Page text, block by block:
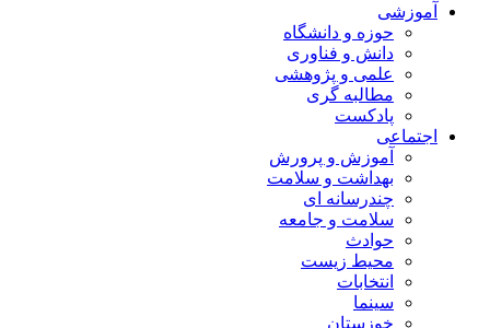
آموزشی
حوزه و دانشگاه
دانش و فناوری
علمی و پژوهشی
مطالبه گری
پادکست
اجتماعی
آموزش و پرورش
بهداشت و سلامت
چندرسانه ای
سلامت و جامعه
حوادث
محیط زیست
انتخابات
سینما
خوزستان